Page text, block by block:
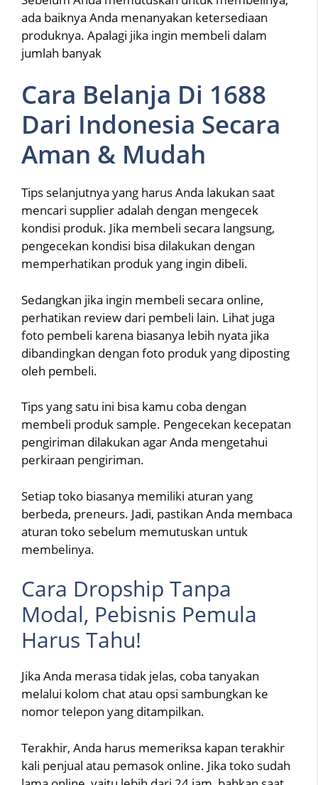
ada baiknya Anda menanyakan ketersediaan
produknya. Apalagi jika ingin membeli dalam
jumlah banyak
Cara Belanja Di 1688
Dari Indonesia Secara
Aman & Mudah
Tips selanjutnya yang harus Anda lakukan saat
mencari supplier adalah dengan mengecek
kondisi produk. Jika membeli secara langsung,
pengecekan kondisi bisa dilakukan dengan
memperhatikan produk yang ingin dibeli.
Sedangkan jika ingin membeli secara online,
perhatikan review dari pembeli lain. Lihat juga
foto pembeli karena biasanya lebih nyata jika
dibandingkan dengan foto produk yang diposting
oleh pembeli.
Tips yang satu ini bisa kamu coba dengan
membeli produk sample. Pengecekan kecepatan
pengiriman dilakukan agar Anda mengetahui
perkiraan pengiriman.
Setiap toko biasanya memiliki aturan yang
berbeda, preneurs. Jadi, pastikan Anda membaca
aturan toko sebelum memutuskan untuk
membelinya.
Cara Dropship Tanpa
Modal, Pebisnis Pemula
Harus Tahu!
Jika Anda merasa tidak jelas, coba tanyakan
melalui kolom chat atau opsi sambungkan ke
nomor telepon yang ditampilkan.
Terakhir, Anda harus memeriksa kapan terakhir
kali penjual atau pemasok online. Jika toko sudah